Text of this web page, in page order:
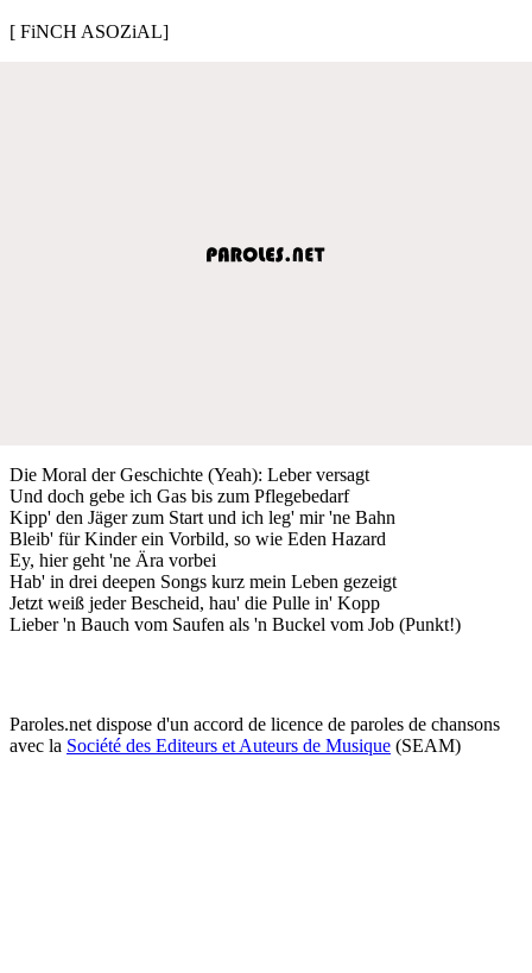
[ FiNCH ASOZiAL]
Die Moral der Geschichte (Yeah): Leber versagt
Und doch gebe ich Gas bis zum Pflegebedarf
Kipp' den Jäger zum Start und ich leg' mir 'ne Bahn
Bleib' für Kinder ein Vorbild, so wie Eden Hazard
Ey, hier geht 'ne Ära vorbei
Hab' in drei deepen Songs kurz mein Leben gezeigt
Jetzt weiß jeder Bescheid, hau' die Pulle in' Kopp
Lieber 'n Bauch vom Saufen als 'n Buckel vom Job (Punkt!)
Paroles.net dispose d'un accord de licence de paroles de chansons
avec la Société des Editeurs et Auteurs de Musique (SEAM)